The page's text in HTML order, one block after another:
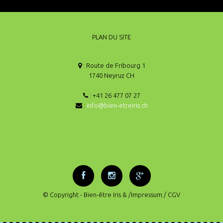
PLAN DU SITE
: Route de Fribourg 1
1740 Neyruz CH
: +41 26 477 07 27
: info@bien-etreiris.ch
© Copyright - Bien-être Iris & /Impressum / CGV